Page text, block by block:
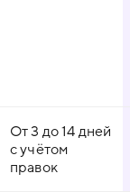
От 3 до 14 дней
с учётом
правок